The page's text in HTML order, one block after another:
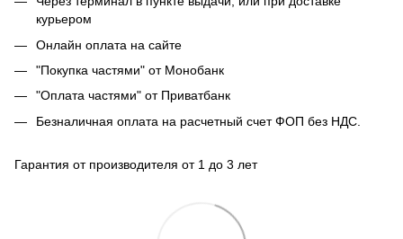
курьером
Онлайн оплата на сайте
"Покупка частями" от Монобанк
"Оплата частями" от Приватбанк
Безналичная оплата на расчетный счет ФОП без НДС.
Гарантия от производителя от 1 до 3 лет